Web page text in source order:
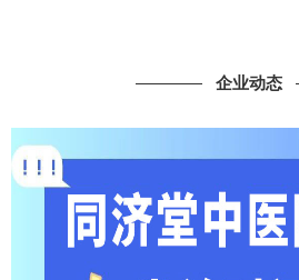
企业动态